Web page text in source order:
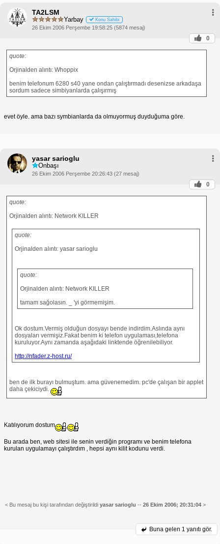
TA2LSM
Yarbay Konu Sahibi
26 Ekim 2006 Perşembe 19:58:25 (5874 mesaj)
0
quote:
Orjinalden alıntı: Whoppix
benim telefonum 6280 s40 yane ondan çalıştırmadı desenizse arkadaşa
sordum sadece simbiyanlarda çalışırmış
evet öyle. ama bazı symbianlarda da olmuyormuş duyduğuma göre.
yasar sarioglu
Onbaşı
26 Ekim 2006 Perşembe 20:26:43 (27 mesaj)
0
quote:
Orjinalden alıntı: Network KILLER
quote:
Orjinalden alıntı: yasar sarioglu
quote:
Orjinalden alıntı: Network KILLER
tamam sağolasın. _ 'yi görmemişim.
Ok dostum.Vermiş olduğun dosyayı bende indirdim.Aslında aynı
dosyaları vermişiz.Fakat benim ki telefon uygulaması,telefona
kuruluyor.Aynı zamanda aşağıdaki linktende öğrenilebiliyor.
http://nfader.z-host.ru/
ben de ilk burayı bulmuştum. ama güvenemedim. pc'de çalışan bir applet
daha çekiciydi.
Katılıyorum dostum
Bu arada ben, web sitesi ile senin verdiğin programı ve benim telefona
kurulan uygulamayı çalıştırdım , hepsi aynı kilit kodunu verdi.
< Bu mesaj bu kişi tarafından değiştirildi yasar sarioglu -- 26 Ekim 2006; 20:31:04 >
Buna gelen 1 yanıtı gör.